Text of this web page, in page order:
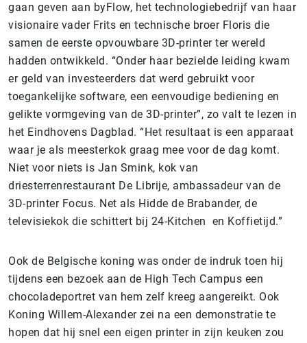
gaan geven aan byFlow, het technologiebedrijf van haar
visionaire vader Frits en technische broer Floris die
samen de eerste opvouwbare 3D-printer ter wereld
hadden ontwikkeld. “Onder haar bezielde leiding kwam
er geld van investeerders dat werd gebruikt voor
toegankelijke software, een eenvoudige bediening en
gelikte vormgeving van de 3D-printer”, zo valt te lezen in
het Eindhovens Dagblad. “Het resultaat is een apparaat
waar je als meesterkok graag mee voor de dag komt.
Niet voor niets is Jan Smink, kok van
driesterrenrestaurant De Librije, ambassadeur van de
3D-printer Focus. Net als Hidde de Brabander, de
televisiekok die schittert bij 24-Kitchen en Koffietijd.”
Ook de Belgische koning was onder de indruk toen hij
tijdens een bezoek aan de High Tech Campus een
chocoladeportret van hem zelf kreeg aangereikt. Ook
Koning Willem-Alexander zei na een demonstratie te
hopen dat hij snel een eigen printer in zijn keuken zou